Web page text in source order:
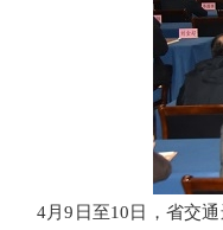
4月9日至10日，省交